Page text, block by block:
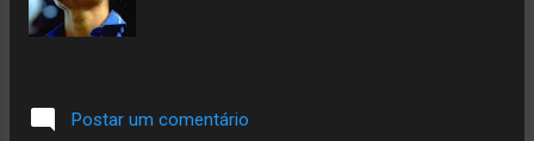
[By Thug] 9-Michael Jackson feat Young
Postar um comentário